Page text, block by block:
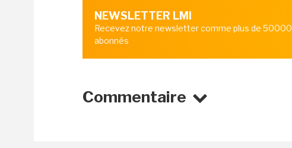
NEWSLETTER LMI
Recevez notre newsletter comme plus de 50000
abonnés
Commentaire